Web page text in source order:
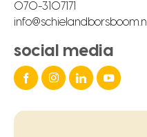
070-3107171
info@schielandborsboom.nl
social media